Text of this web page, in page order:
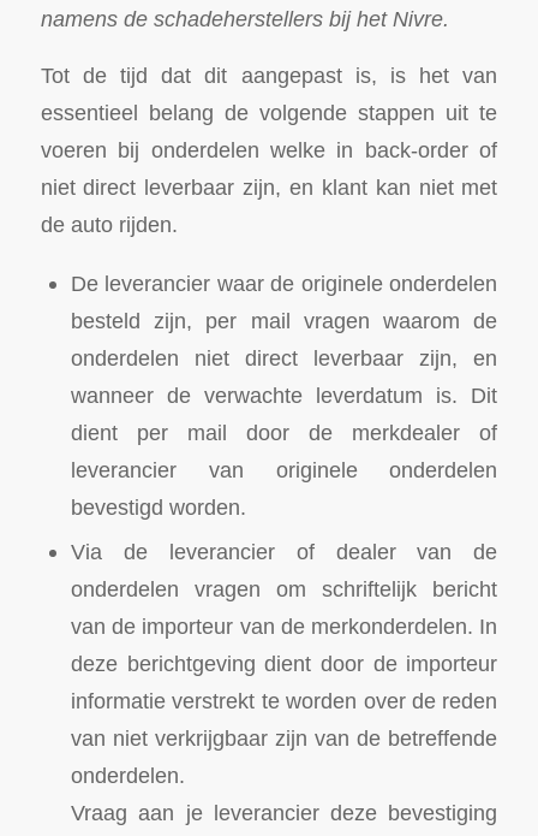
namens de schadeherstellers bij het Nivre.
Tot de tijd dat dit aangepast is, is het van
essentieel belang de volgende stappen uit te
voeren bij onderdelen welke in back-order of
niet direct leverbaar zijn, en klant kan niet met
de auto rijden.
De leverancier waar de originele onderdelen
besteld zijn, per mail vragen waarom de
onderdelen niet direct leverbaar zijn, en
wanneer de verwachte leverdatum is. Dit
dient per mail door de merkdealer of
leverancier van originele onderdelen
bevestigd worden.
Via de leverancier of dealer van de
onderdelen vragen om schriftelijk bericht
van de importeur van de merkonderdelen. In
deze berichtgeving dient door de importeur
informatie verstrekt te worden over de reden
van niet verkrijgbaar zijn van de betreffende
onderdelen.
Vraag aan je leverancier deze bevestiging